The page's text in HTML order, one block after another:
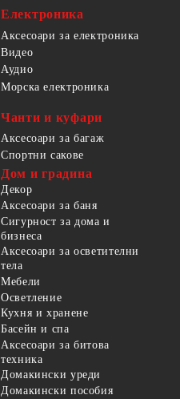
Електроника
Аксесоари за електроника
Видео
Аудио
Морска електроника
Чанти и куфари
Аксесоари за багаж
Спортни сакове
Дом и градина
Декор
Аксесоари за баня
Сигурност за дома и
бизнеса
Аксесоари за осветителни
тела
Мебели
Осветление
Кухня и хранене
Басейн и спа
Аксесоари за битова
техника
Домакински уреди
Домакински пособия